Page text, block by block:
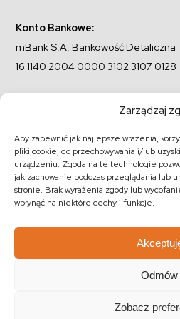
Zarządzaj
Aby zapewnić jak najlepsze wrażenia,
pliki cookie, do przechowywania i/lub
urządzeniu. Zgoda na te technologie
jak zachowanie podczas przeglądania lub
stronie. Brak wyrażenia zgody lub
wpłynąć na niektóre cechy i funkcje.
Odmów
Zobacz
Konto Bankowe:
mBank S.A. Bankowość Detaliczna
16 1140 2004 0000 3102 3107 0128
Regulamin sklepu Instrukcja
Program lojalnościowy Formy
Odbiór przesyłki Zakupy na raty
Polityka Cookies Blog Logowanie /
Meble z rattanu Dekoracje indyjskie
Komody kolonialne